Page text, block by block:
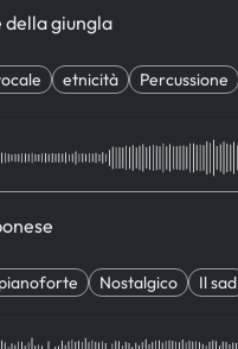
della giungla
etnicità Percussione
pianoforte Nostalgico Il sad